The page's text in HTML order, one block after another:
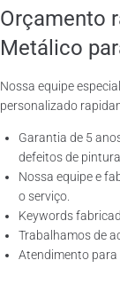
Orçamento
Metálico
Nossa equipe
personalizado
Garantia de 5
defeitos de pintura.
Nossa equipe e
o serviço.
Keywords
Trabalhamos de
Atendimento para